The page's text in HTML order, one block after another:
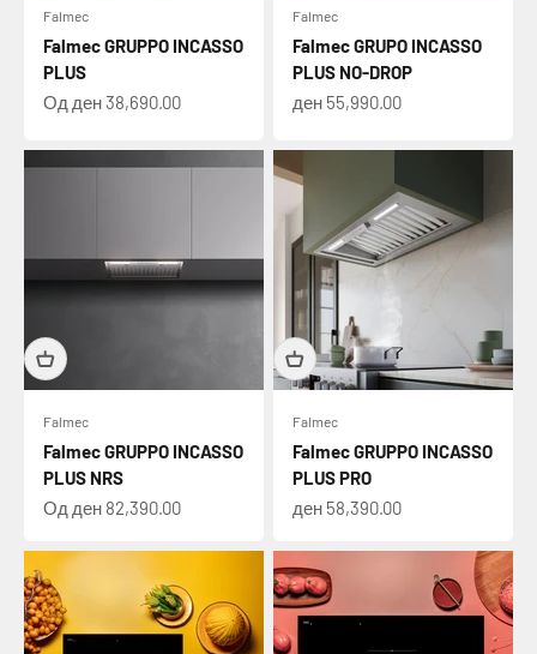
Falmec
Falmec GRUPPO INCASSO
PLUS
Намалена цена
Од ден 38,690.00
Falmec
Falmec GRUPO INCASSO
PLUS NO-DROP
Намалена цена
ден 55,990.00
Falmec
Falmec GRUPPO INCASSO
PLUS NRS
Намалена цена
Од ден 82,390.00
Falmec
Falmec GRUPPO INCASSO
PLUS PRO
Намалена цена
ден 58,390.00